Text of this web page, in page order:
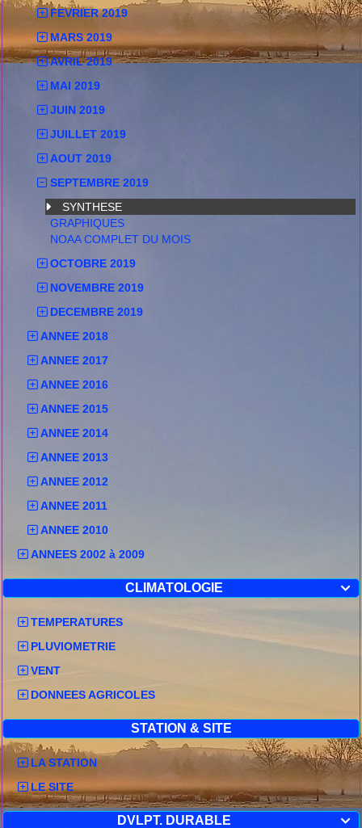
FEVRIER 2019
MARS 2019
AVRIL 2019
MAI 2019
JUIN 2019
JUILLET 2019
AOUT 2019
SEPTEMBRE 2019
SYNTHESE
GRAPHIQUES
NOAA COMPLET DU MOIS
OCTOBRE 2019
NOVEMBRE 2019
DECEMBRE 2019
ANNEE 2018
ANNEE 2017
ANNEE 2016
ANNEE 2015
ANNEE 2014
ANNEE 2013
ANNEE 2012
ANNEE 2011
ANNEE 2010
ANNEES 2002 à 2009

CLIMATOLOGIE
TEMPERATURES
PLUVIOMETRIE
VENT
DONNEES AGRICOLES
STATION & SITE
LA STATION
LE SITE

DVLPT. DURABLE